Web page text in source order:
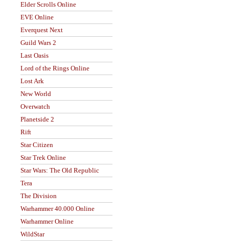
Elder Scrolls Online
EVE Online
Everquest Next
Guild Wars 2
Last Oasis
Lord of the Rings Online
Lost Ark
New World
Overwatch
Planetside 2
Rift
Star Citizen
Star Trek Online
Star Wars: The Old Republic
Tera
The Division
Warhammer 40.000 Online
Warhammer Online
WildStar